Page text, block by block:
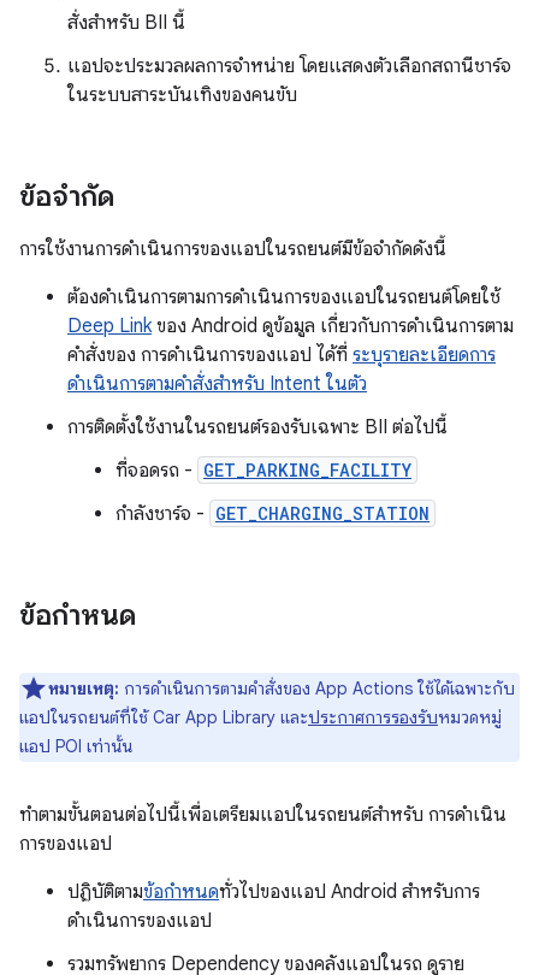
สั่งสำหรับ BII นี้
แอปจะประมวลผลการจำหน่าย โดยแสดงตัวเลือกสถานีชาร์จ
ในระบบสาระบันเทิงของคนขับ
ข้อจำกัด
การใช้งานการดำเนินการของแอปในรถยนต์มีข้อจำกัดดังนี้
ต้องดำเนินการตามการดำเนินการของแอปในรถยนต์โดยใช้
Deep Linkของ Android ดูข้อมูล เกี่ยวกับการดำเนินการตาม
คำสั่งของ การดำเนินการของแอป ได้ที่ ระบุรายละเอียดการ
ดำเนินการตามคำสั่งสำหรับ Intent ในตัว
การติดตั้งใช้งานในรถยนต์รองรับเฉพาะ BII ต่อไปนี้
ที่จอดรถ - GET_PARKING_FACILITY
กำลังชาร์จ - GET_CHARGING_STATION
ข้อกำหนด
หมายเหตุ: การดำเนินการตามคำสั่งของ App Actions ใช้ได้เฉพาะกับ
แอปในรถยนต์ที่ใช้ Car App Library และประกาศการรองรับหมวดหมู่
แอป POI เท่านั้น
ทำตามขั้นตอนต่อไปนี้เพื่อเตรียมแอปในรถยนต์สำหรับ การดำเนิน
การของแอป
ปฏิบัติตามข้อกำหนดทั่วไปของแอป Android สำหรับการ
ดำเนินการของแอป
รวมทรัพยากร Dependency ของคลังแอปในรถ ดูราย